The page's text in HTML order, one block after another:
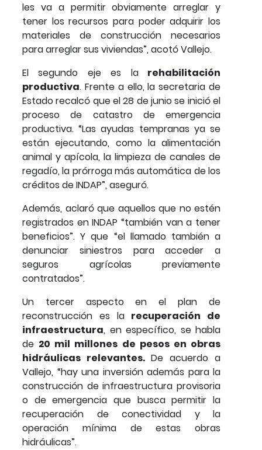
les va a permitir obviamente arreglar y
tener los recursos para poder adquirir los
materiales de construcción necesarios
para arreglar sus viviendas”, acotó Vallejo.
El segundo eje es larehabilitación
productiva. Frente a ello, la secretaria de
Estado recalcó que el 28 de junio se inició el
proceso de catastro de emergencia
productiva. “Las ayudas tempranas ya se
están ejecutando, como la alimentación
animal y apícola, la limpieza de canales de
regadío, la prórroga más automática de los
créditos de INDAP”, aseguró.
Además, aclaró que aquellos que no estén
registrados en INDAP “también van a tener
beneficios”. Y que “el llamado también a
denunciar siniestros para acceder a
seguros agrícolas previamente
contratados”.
Un tercer aspecto en el plan de
reconstrucción es la recuperación de
infraestructura, en específico, se habla
de 20 mil millones de pesos en obras
hidráulicas relevantes. De acuerdo a
Vallejo, “hay una inversión además para la
construcción de infraestructura provisoria
o de emergencia que busca permitir la
recuperación de conectividad y la
operación mínima de estas obras
hidráulicas”.